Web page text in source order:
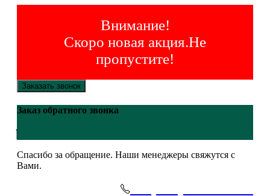
Внимание!
Скоро новая акция.Не
пропустите!
Заказать звонок
Заказ обратного звонка
Спасибо за обращение. Наши менеджеры свяжутся с
Вами.